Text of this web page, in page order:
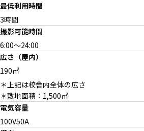
オプション：0site house / 古民
近隣ロケ地：民家を望むアング
ル / 冬
近隣ロケ地：雪が残る森 / 冬
最低利用時間
3時間
撮影可能時間
6:00～24:00
広さ（屋内）
190㎡
＊上記は校舎内全体の広さ
＊敷地面積：1,500㎡
電気容量
100V50A